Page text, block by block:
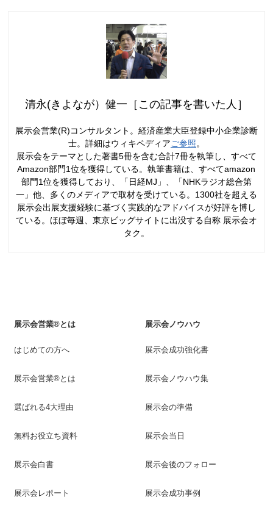
清永(きよなが）健一［この記事を書いた人］
展示会営業(R)コンサルタント。経済産業大臣登録中小企業診断
士。詳細はウィキペディアご参照。
展示会をテーマとした著書5冊を含む合計7冊を執筆し、すべて
Amazon部門1位を獲得している。執筆書籍は、すべてamazon
部門1位を獲得しており、「日経MJ」、「NHKラジオ総合第
一」他、多くのメディアで取材を受けている。1300社を超える
展示会出展支援経験に基づく実践的なアドバイスが好評を博し
ている。ほぼ毎週、東京ビッグサイトに出没する自称 展示会オ
タク。
展示会営業®とは
はじめての方へ
展示会営業®とは
選ばれる4大理由
無料お役立ち資料
展示会白書
展示会レポート
展示会ノウハウ
展示会成功強化書
展示会ノウハウ集
展示会の準備
展示会当日
展示会後のフォロー
展示会成功事例